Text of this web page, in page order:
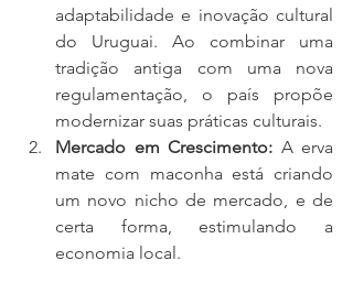
adaptabilidade e inovação cultural
do Uruguai. Ao combinar uma
tradição antiga com uma nova
regulamentação, o país propõe
modernizar suas práticas culturais.
Mercado em Crescimento: A erva
mate com maconha está criando
um novo nicho de mercado, e de
certa forma, estimulando a
economia local.